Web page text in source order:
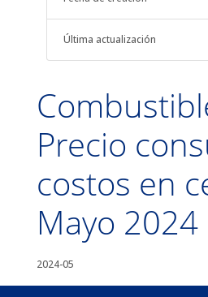
Última actualización
Precio
costos en
Mayo 2024
2024-05